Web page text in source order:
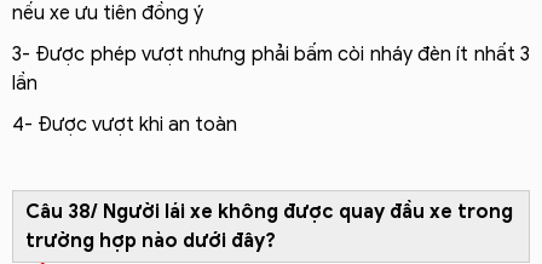
nếu xe ưu tiên đồng ý
3- Được phép vượt nhưng phải bấm còi nháy đèn ít nhất 3
lần
4- Được vượt khi an toàn
Câu 38/ Người lái xe không được quay đầu xe trong
trường hợp nào dưới đây?